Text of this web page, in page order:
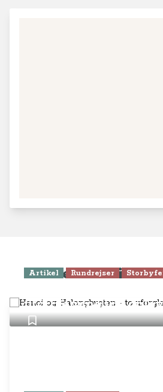
Seneste artikler
Artikel Rundrejser
uforglemmelige